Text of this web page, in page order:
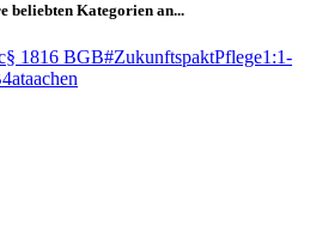
beliebten Kategorien an...
§ 1816 BGB#ZukunftspaktPflege1:1-
4ataachen